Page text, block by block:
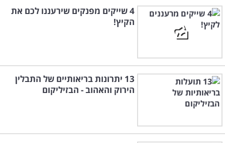
4 שייקים מפנקים שירעננו לכם את
הקיץ!
13 יתרונות בריאותיים של התבלין
הירוק והאהוב - הבזיליקום